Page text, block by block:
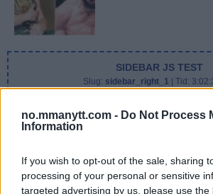
no.mmanytt.com - Do Not Process
Information
If you wish to opt-out of the sale, sharing
processing of your personal or sensitive
targeted advertising by us, please use the
SIDEBAR JS TEST
Slug: sidebar_right_1 | Tid: